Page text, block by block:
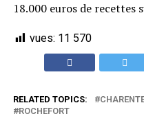
18.000 euros de recettes
vues: 11 570
RELATED TOPICS:
ROCHEFORT